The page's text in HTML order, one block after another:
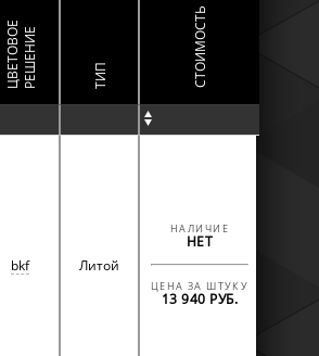
Ц
В
Е
Т
О
ВО
Е
Р
Е
Ш
Е
Н
ИЕ ТИП СТОИМОСТЬ
bkf Литой
НАЛИЧИЕ
НЕТ
ЦЕНА ЗА ШТУКУ
13 940 РУБ.